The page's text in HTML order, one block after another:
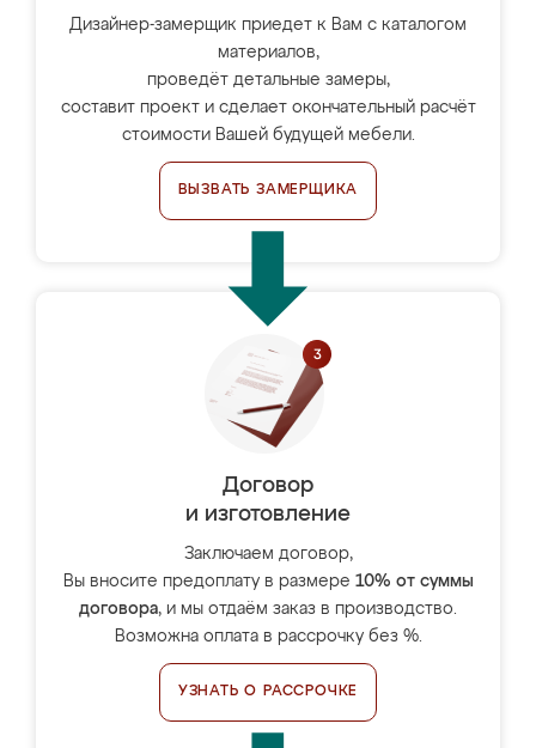
Дизайнер-замерщик приедет к Вам с каталогом
материалов,
проведёт детальные замеры,
составит проект и сделает окончательный расчёт
стоимости Вашей будущей мебели.
ВЫЗВАТЬ ЗАМЕРЩИКА
Договор
и изготовление
Заключаем договор,
Вы вносите предоплату в размере 10% от суммы
договора, и мы отдаём заказ в производство.
Возможна оплата в рассрочку без %.
УЗНАТЬ О РАССРОЧКЕ